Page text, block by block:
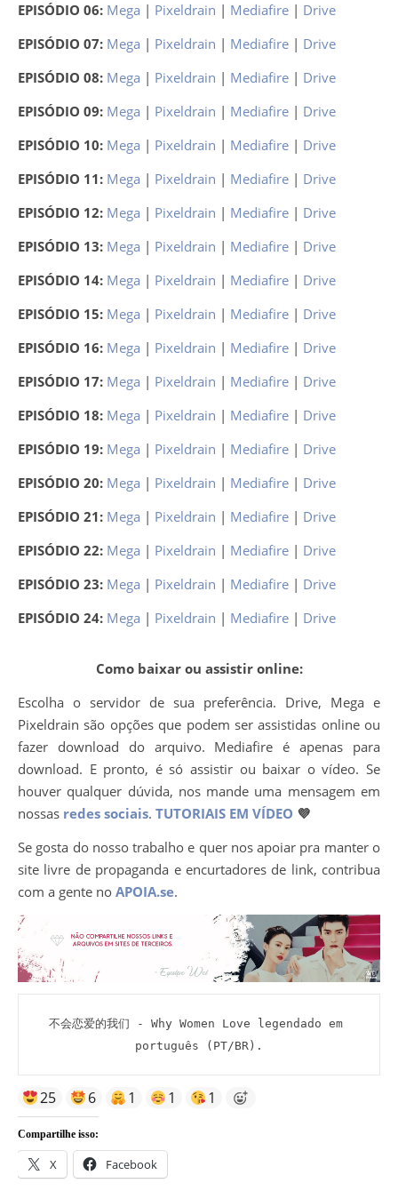
EPISÓDIO 06: Mega | Pixeldrain | Mediafire | Drive
EPISÓDIO 07: Mega | Pixeldrain | Mediafire | Drive
EPISÓDIO 08: Mega | Pixeldrain | Mediafire | Drive
EPISÓDIO 09: Mega | Pixeldrain | Mediafire | Drive
EPISÓDIO 10: Mega | Pixeldrain | Mediafire | Drive
EPISÓDIO 11: Mega | Pixeldrain | Mediafire | Drive
EPISÓDIO 12: Mega | Pixeldrain | Mediafire | Drive
EPISÓDIO 13: Mega | Pixeldrain | Mediafire | Drive
EPISÓDIO 14: Mega | Pixeldrain | Mediafire | Drive
EPISÓDIO 15: Mega | Pixeldrain | Mediafire | Drive
EPISÓDIO 16: Mega | Pixeldrain | Mediafire | Drive
EPISÓDIO 17: Mega | Pixeldrain | Mediafire | Drive
EPISÓDIO 18: Mega | Pixeldrain | Mediafire | Drive
EPISÓDIO 19: Mega | Pixeldrain | Mediafire | Drive
EPISÓDIO 20: Mega | Pixeldrain | Mediafire | Drive
EPISÓDIO 21: Mega | Pixeldrain | Mediafire | Drive
EPISÓDIO 22: Mega | Pixeldrain | Mediafire | Drive
EPISÓDIO 23: Mega | Pixeldrain | Mediafire | Drive
EPISÓDIO 24: Mega | Pixeldrain | Mediafire | Drive
Como baixar ou assistir online:
Escolha o servidor de sua preferência. Drive, Mega e
Pixeldrain são opções que podem ser assistidas online ou
fazer download do arquivo. Mediafire é apenas para
download. E pronto, é só assistir ou baixar o vídeo. Se
houver qualquer dúvida, nos mande uma mensagem em
nossas redes sociais. TUTORIAIS EM VÍDEO 💜
Se gosta do nosso trabalho e quer nos apoiar pra manter o
site livre de propaganda e encurtadores de link, contribua
com a gente no APOIA.se.
不会恋爱的我们 - Why Women Love legendado em
português (PT/BR).
25 6 1 1 1
Compartilhe isso:
X Facebook